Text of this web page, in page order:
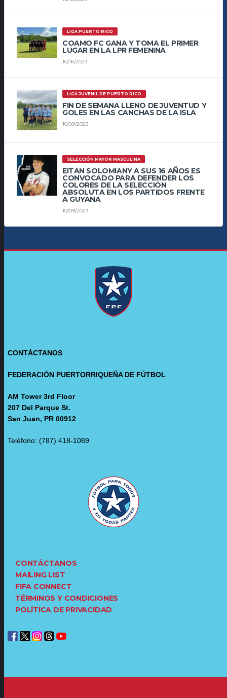
LIGA PUERTO RICO
COAMO FC GANA Y TOMA EL PRIMER
LUGAR EN LA LPR FEMENINA
10/16/2023
LIGA JUVENIL DE PUERTO RICO
FIN DE SEMANA LLENO DE JUVENTUD Y
GOLES EN LAS CANCHAS DE LA ISLA
10/09/2023
SELECCIÓN MAYOR MASCULINA
EITAN SOLOMIANY A SUS 16 AÑOS ES
CONVOCADO PARA DEFENDER LOS
COLORES DE LA SELECCIÓN
ABSOLUTA EN LOS PARTIDOS FRENTE
A GUYANA
10/09/2023
CONTÁCTANOS
FEDERACIÓN PUERTORRIQUEÑA DE FÚTBOL
AM Tower 3rd Floor
207 Del Parque St.
San Juan, PR 00912
Teléfono: (787) 418-1089
CONTÁCTANOS
MAILING LIST
FIFA CONNECT
TÉRMINOS Y CONDICIONES
POLÍTICA DE PRIVACIDAD